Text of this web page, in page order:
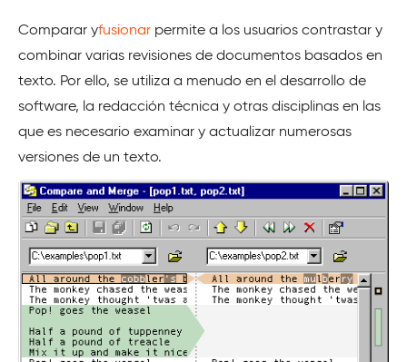
Comparar yfusionar permite a los usuarios contrastar y
combinar varias revisiones de documentos basados en
texto. Por ello, se utiliza a menudo en el desarrollo de
software, la redacción técnica y otras disciplinas en las
que es necesario examinar y actualizar numerosas
versiones de un texto.